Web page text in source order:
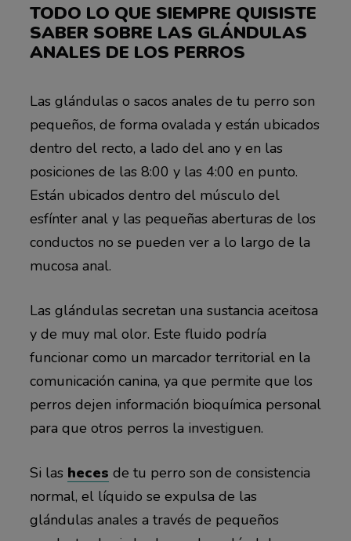
TODO LO QUE SIEMPRE QUISISTE
SABER SOBRE LAS GLÁNDULAS
ANALES DE LOS PERROS
Las glándulas o sacos anales de tu perro son
pequeños, de forma ovalada y están ubicados
dentro del recto, a lado del ano y en las
posiciones de las 8:00 y las 4:00 en punto.
Están ubicados dentro del músculo del
esfínter anal y las pequeñas aberturas de los
conductos no se pueden ver a lo largo de la
mucosa anal.
Las glándulas secretan una sustancia aceitosa
y de muy mal olor. Este fluido podría
funcionar como un marcador territorial en la
comunicación canina, ya que permite que los
perros dejen información bioquímica personal
para que otros perros la investiguen.
Si las heces de tu perro son de consistencia
normal, el líquido se expulsa de las
glándulas anales a través de pequeños